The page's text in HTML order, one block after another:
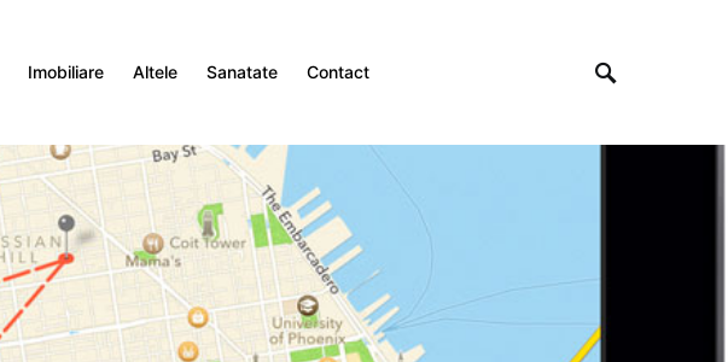
Imobiliare Altele Sanatate Contact